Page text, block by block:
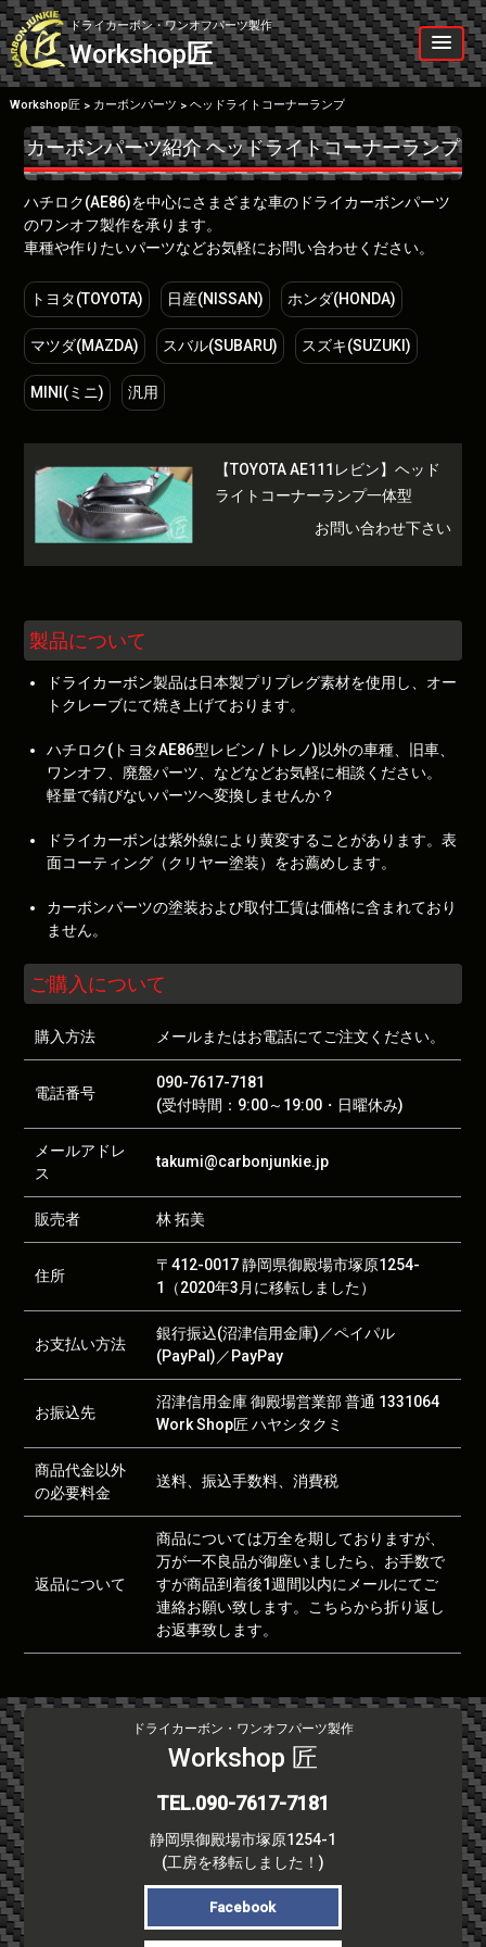
Skip
to
content
ドライカーボン・ワンオフパーツ製作
Workshop匠
Workshop匠> カーボンパーツ > ヘッドライトコーナーランプ
カーボンパーツ紹介ヘッドライトコーナーランプ
ハチロク(AE86)を中心にさまざまな車のドライカーボンパーツ
のワンオフ製作を承ります。
車種や作りたいパーツなどお気軽にお問い合わせください。
トヨタ(TOYOTA) 日産(NISSAN) ホンダ(HONDA)
マツダ(MAZDA) スバル(SUBARU) スズキ(SUZUKI)
MINI(ミニ) 汎用
【TOYOTA AE111レビン】ヘッド
ライトコーナーランプ一体型
お問い合わせ下さい
製品について
ドライカーボン製品は日本製プリプレグ素材を使用し、オー
トクレーブにて焼き上げております。
ハチロク(トヨタAE86型レビン / トレノ)以外の車種、旧車、
ワンオフ、廃盤パーツ、などなどお気軽に相談ください。
軽量で錆びないパーツへ変換しませんか？
ドライカーボンは紫外線により黄変することがあります。表
面コーティング（クリヤー塗装）をお薦めします。
カーボンパーツの塗装および取付工賃は価格に含まれており
ません。
ご購入について
購入方法 メールまたはお電話にてご注文ください。
電話番号
090-7617-7181
(受付時間：9:00～19:00・日曜休み)
メールアドレ
ス
takumi@carbonjunkie.jp
販売者 林 拓美
住所
〒412-0017 静岡県御殿場市塚原1254-
1（2020年3月に移転しました）
お支払い方法
銀行振込(沼津信用金庫)／ペイパル
(PayPal)／PayPay
お振込先
沼津信用金庫 御殿場営業部 普通 1331064
Work Shop匠 ハヤシタクミ
商品代金以外
の必要料金
送料、振込手数料、消費税
返品について
商品については万全を期しておりますが、
万が一不良品が御座いましたら、お手数で
すが商品到着後1週間以内にメールにてご
連絡お願い致します。こちらから折り返し
お返事致します。
ドライカーボン・ワンオフパーツ製作
Workshop 匠
TEL.090-7617-7181
静岡県御殿場市塚原1254-1
(工房を移転しました！)
Facebook